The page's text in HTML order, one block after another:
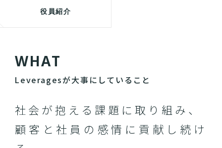
役員紹介
WHAT
Leveragesが大事にしていること
社会が抱える課題に取り組み、
顧客と社員の感情に貢献し続け